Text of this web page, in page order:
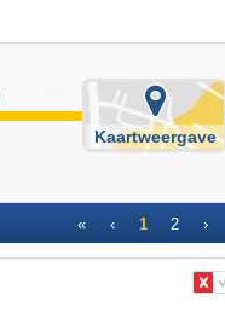
Kaartweergave
« ‹ 1 2 ›